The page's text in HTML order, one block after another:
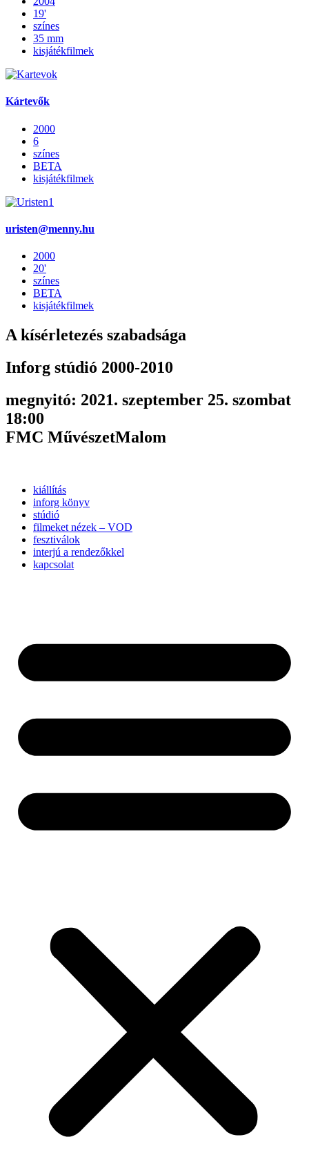
19'
színes
35 mm
kisjátékfilmek
Kártevők
2000
6
színes
BETA
kisjátékfilmek
uristen@menny.hu
2000
20'
színes
BETA
kisjátékfilmek
A kísérletezés szabadsága
Inforg stúdió 2000-2010
megnyitó: 2021. szeptember 25. szombat
18:00
FMC MűvészetMalom
kiállítás
inforg könyv
stúdió
filmeket nézek – VOD
fesztiválok
interjú a rendezőkkel
kapcsolat